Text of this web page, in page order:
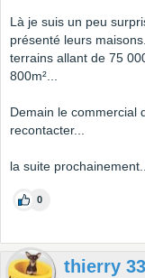
Là je suis un peu
présenté leurs
terrains allant de 75
800m²...
Demain le commercial
recontacter...
la suite
0
thierry